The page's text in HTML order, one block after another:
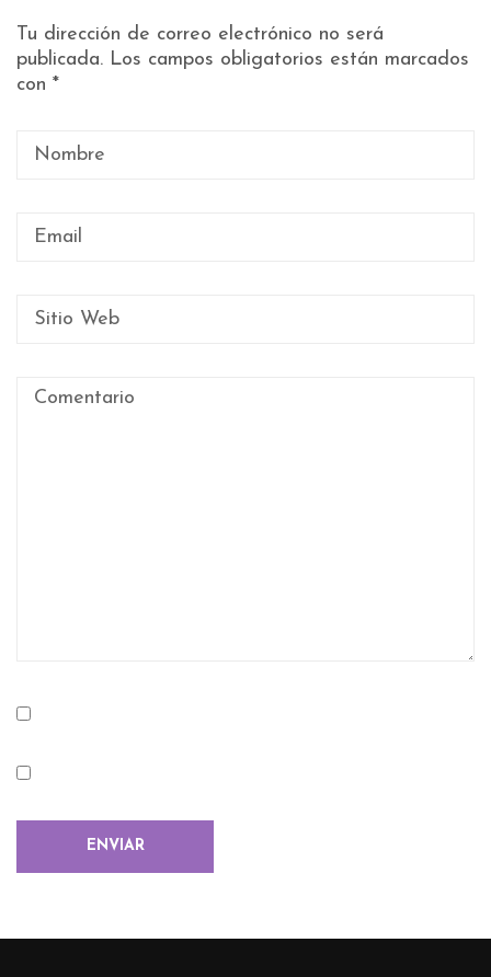
Tu dirección de correo electrónico no será
publicada. Los campos obligatorios están marcados
con *